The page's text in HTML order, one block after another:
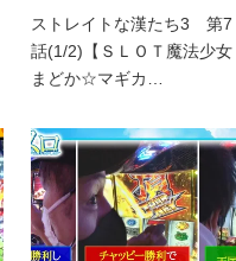
ストレイトな漢たち3 第7
話(1/2)【ＳＬＯＴ魔法少女
まどか☆マギカ…